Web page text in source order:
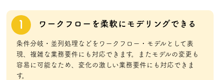
1 ワークフローを柔軟にモデリングできる
条件分岐・並列処理などをワークフロー・モデルとして表
現、複雑な業務要件にも対応できます。またモデルの変更も
容易に可能なため、変化の激しい業務要件にも対応できま
す。